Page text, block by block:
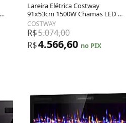
Lareira Elétrica Costway
91x53cm 1500W Chamas LED 3
Cores Embutir 110V
COSTWAY
R$5.074,00
R$4.566,60 no PIX
Adicionar ao carrinho